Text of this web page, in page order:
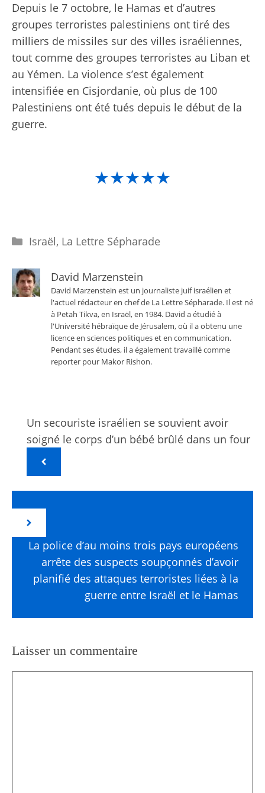
Depuis le 7 octobre, le Hamas et d’autres
groupes terroristes palestiniens ont tiré des
milliers de missiles sur des villes israéliennes,
tout comme des groupes terroristes au Liban et
au Yémen. La violence s’est également
intensifiée en Cisjordanie, où plus de 100
Palestiniens ont été tués depuis le début de la
guerre.
★★★★★
Catégories
Israël, La Lettre Sépharade
David Marzenstein
David Marzenstein est un journaliste juif israélien et
l'actuel rédacteur en chef de La Lettre Sépharade. Il est né
à Petah Tikva, en Israël, en 1984. David a étudié à
l'Université hébraïque de Jérusalem, où il a obtenu une
licence en sciences politiques et en communication.
Pendant ses études, il a également travaillé comme
reporter pour Makor Rishon.
Un secouriste israélien se souvient avoir
soigné le corps d’un bébé brûlé dans un four
La police d’au moins trois pays européens
arrête des suspects soupçonnés d’avoir
planifié des attaques terroristes liées à la
guerre entre Israël et le Hamas
Laisser un commentaire